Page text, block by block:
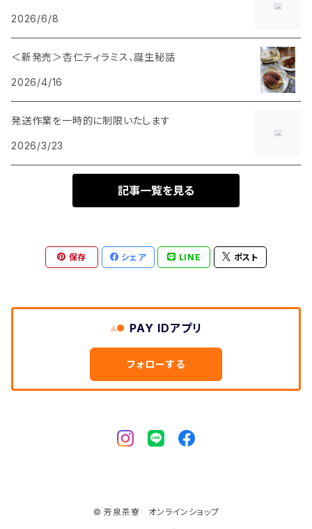
パンのおとも
2026/6/8
＜新発売＞杏仁ティラミス、誕生秘話
2026/4/16
発送作業を一時的に制限いたします
2026/3/23
記事一覧を見る
保存 シェア LINE ポスト
PAY IDアプリ
フォローする
© 芳泉茶寮 オンラインショップ